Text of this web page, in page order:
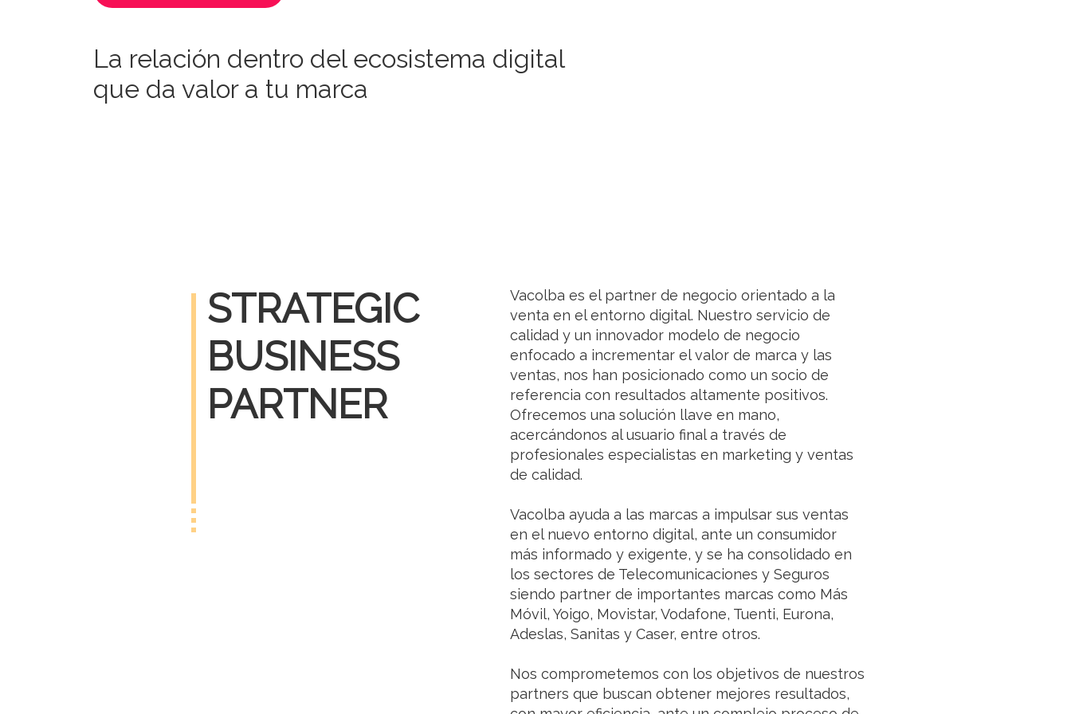
La relación dentro del ecosistema digital
que da valor a tu marca
STRATEGIC
BUSINESS
PARTNER
Vacolba es el partner de negocio orientado a la
venta en el entorno digital. Nuestro servicio de
calidad y un innovador modelo de negocio
enfocado a incrementar el valor de marca y las
ventas, nos han posicionado como un socio de
referencia con resultados altamente positivos.
Ofrecemos una solución llave en mano,
acercándonos al usuario final a través de
profesionales especialistas en marketing y ventas
de calidad.
Vacolba ayuda a las marcas a impulsar sus ventas
en el nuevo entorno digital, ante un consumidor
más informado y exigente, y se ha consolidado en
los sectores de Telecomunicaciones y Seguros
siendo partner de importantes marcas como Más
Móvil, Yoigo, Movistar, Vodafone, Tuenti, Eurona,
Adeslas, Sanitas y Caser, entre otros.
Nos comprometemos con los objetivos de nuestros
partners que buscan obtener mejores resultados,